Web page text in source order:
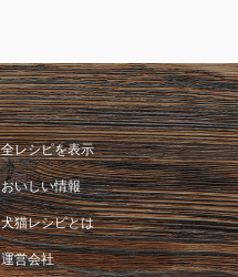
全レシピを表示
おいしい情報
犬猫レシピとは
運営会社